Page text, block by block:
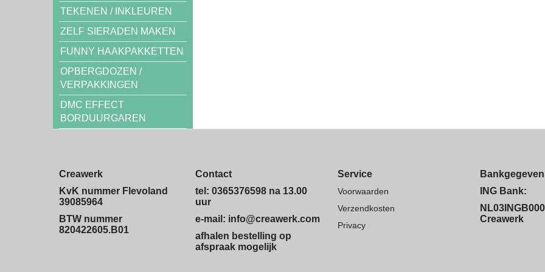
TEKENEN / INKLEUREN
ZELF SIERADEN MAKEN
FUNNY HAAKPAKKETTEN
OPBERGDOZEN /
VERPAKKINGEN
DMC EFFECT
BORDUURGAREN
Creawerk
KvK nummer Flevoland
39085964
BTW nummer
820422605.B01
Contact
tel: 0365376598 na 13.00
uur
e-mail: info@creawerk.com
afhalen bestelling op
afspraak mogelijk
Service
Voorwaarden
Verzendkosten
Privacy
ING Bank:
Creawerk